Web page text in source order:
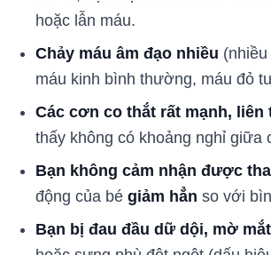
hoặc lẫn máu.
Chảy máu âm đạo nhiều
máu kinh bình thường, máu đỏ
Các cơn co thắt rất mạnh, liên
thấy không có khoảng nghỉ giữa
Bạn không cảm nhận được
động của bé giảm hẳn so với
Bạn bị đau đầu dữ dội, mờ